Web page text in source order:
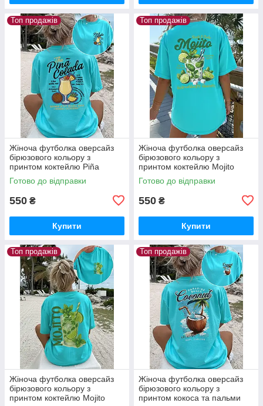
Топ продажів
Жіноча футболка оверсайз
бірюзового кольору з
принтом коктейлю Piña
Colada
Готово до відправки
550 ₴
Купити
Топ продажів
Жіноча футболка оверсайз
бірюзового кольору з
принтом коктейлю Mojito
Готово до відправки
550 ₴
Купити
Топ продажів
Жіноча футболка оверсайз
бірюзового кольору з
принтом коктейлю Mojito
Топ продажів
Жіноча футболка оверсайз
бірюзового кольору з
принтом кокоса та пальми